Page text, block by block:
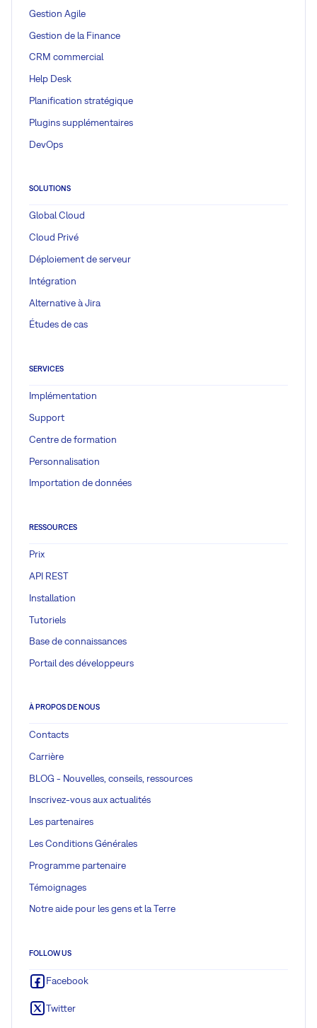
Gestion Agile
Gestion de la Finance
CRM commercial
Help Desk
Planification stratégique
Plugins supplémentaires
DevOps
SOLUTIONS
Global Cloud
Cloud Privé
Déploiement de serveur
Intégration
Alternative à Jira
Études de cas
SERVICES
Implémentation
Support
Centre de formation
Personnalisation
Importation de données
RESSOURCES
Prix
API REST
Installation
Tutoriels
Base de connaissances
Portail des développeurs
À PROPOS DE NOUS
Contacts
Carrière
BLOG - Nouvelles, conseils, ressources
Inscrivez-vous aux actualités
Les partenaires
Les Conditions Générales
Programme partenaire
Témoignages
Notre aide pour les gens et la Terre
FOLLOW US
Facebook
Twitter